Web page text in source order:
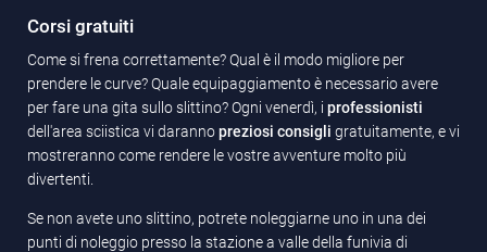
Corsi gratuiti
Come si frena correttamente? Qual è il modo migliore per
prendere le curve? Quale equipaggiamento è necessario avere
per fare una gita sullo slittino? Ogni venerdì, i professionisti
dell'area sciistica vi darannopreziosi consigli gratuitamente, e vi
mostreranno come rendere le vostre avventure molto più
divertenti.
Se non avete uno slittino, potrete noleggiarne uno in una dei
punti di noleggio presso la stazione a valle della funivia di